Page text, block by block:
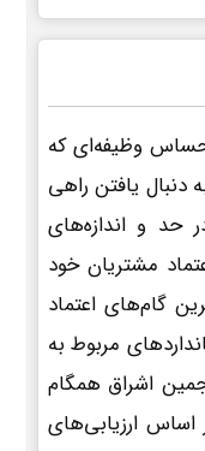
وظیفه‌ای که
دنبال یافتن راهی
حد و اندازه‌های
مشتریان خود
گام‌های اعتماد
مربوط به
اشراق همگام
ارزیابی‌های